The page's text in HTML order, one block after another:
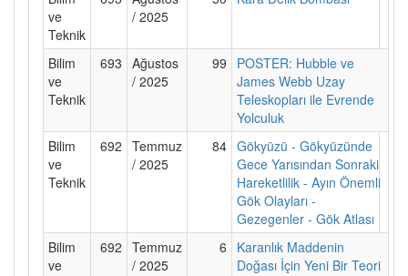
ve
Teknik
/ 2025
Bilim
ve
Teknik
693 Ağustos
/ 2025
99
POSTER: Hubble ve
James Webb Uzay
Teleskopları ile Evrende
Yolculuk
Bilim
ve
Teknik
692 Temmuz
/ 2025
84 Gökyüzü - Gökyüzünde
Gece Yarısından Sonraki
Hareketlilik - Ayın Önemli
Gök Olayları -
Gezegenler - Gök Atlası
Bilim
ve
692 Temmuz
/ 2025
6
Karanlık Maddenin
Doğası İçin Yeni Bir Teori